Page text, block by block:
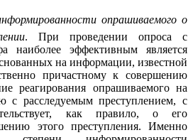
опрашиваемого о
. При проведении опроса с
наиболее эффективным является
на информации, известной
причастному к совершению
реагирования опрашиваемого на
с расследуемым преступлением, с
как правило, о его
этого преступления. Именно